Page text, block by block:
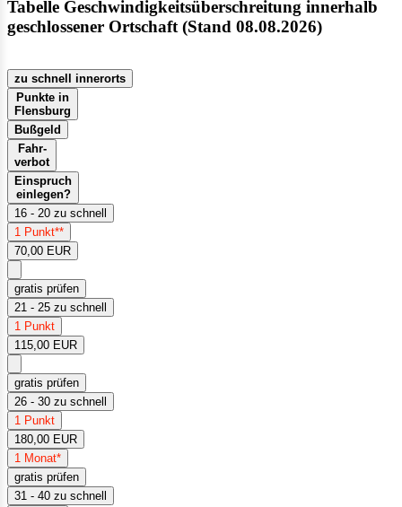
Tabelle Geschwindigkeitsüberschreitung innerhalb
geschlossener Ortschaft (Stand 08.08.2026)
zu schnell innerorts
Punkte in
Flensburg
Bußgeld
Fahr-
verbot
Einspruch
einlegen?
16 - 20 zu schnell
1 Punkt**
70,00 EUR
gratis prüfen
21 - 25 zu schnell
1 Punkt
115,00 EUR
gratis prüfen
26 - 30 zu schnell
1 Punkt
180,00 EUR
1 Monat*
gratis prüfen
31 - 40 zu schnell